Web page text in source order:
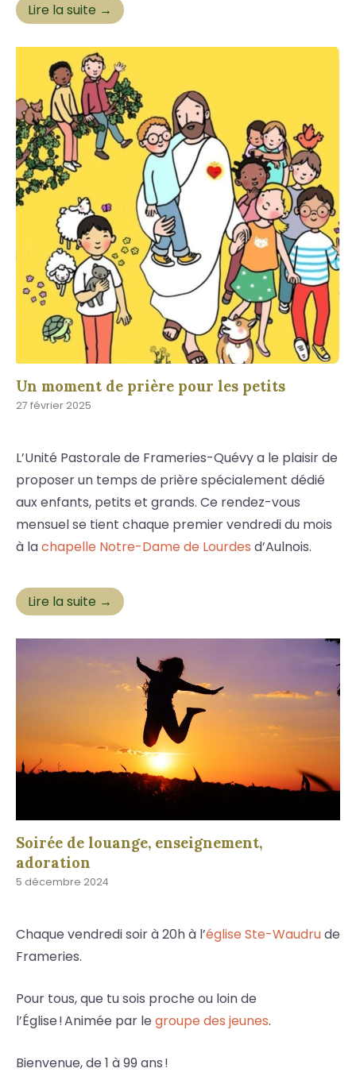
Lire la suite →
Un moment de prière pour les petits
27 février 2025
L’Unité Pastorale de Frameries-Quévy a le plaisir de
proposer un temps de prière spécialement dédié
aux enfants, petits et grands. Ce rendez-vous
mensuel se tient chaque premier vendredi du mois
à lachapelle Notre-Dame de Lourdes d’Aulnois.
Lire la suite →
Soirée de louange, enseignement,
adoration
5 décembre 2024
Chaque vendredi soir à 20h à l’église Ste-Waudrude
Frameries.
Pour tous, que tu sois proche ou loin de
l’Église ! Animée par le groupe des jeunes.
Bienvenue, de 1 à 99 ans !